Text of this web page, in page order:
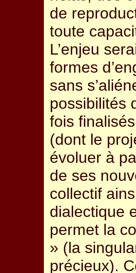
de
toute
L’enjeu
formes
sans
possibilités
fois
(dont le
évoluer à
de ses
collectif
dialectique
permet la
» (la
précieux).